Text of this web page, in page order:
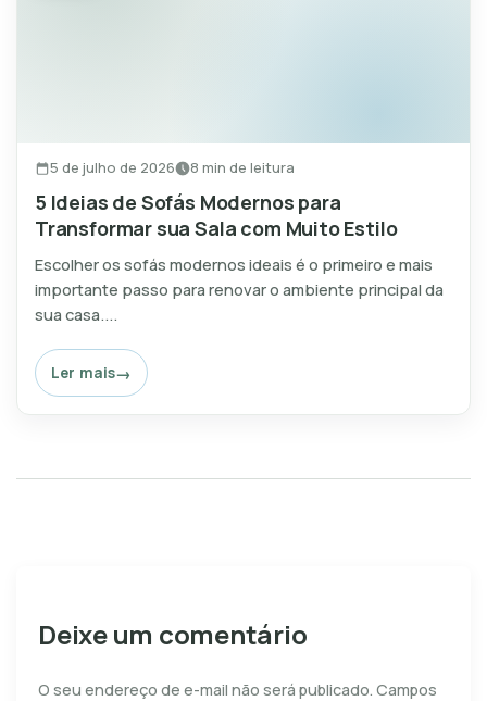
5 de julho de 2026 8 min de leitura
5 Ideias de Sofás Modernos para
Transformar sua Sala com Muito Estilo
Escolher os sofás modernos ideais é o primeiro e mais
importante passo para renovar o ambiente principal da
sua casa....
Ler mais
Deixe um comentário
O seu endereço de e-mail não será publicado. Campos